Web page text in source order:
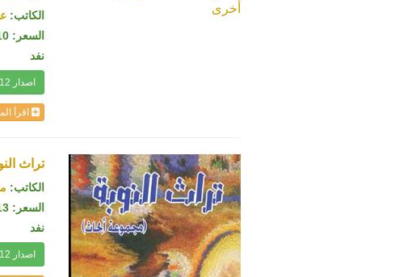
الكاتب:
السعر: 10 جنيهات
نفد
اصدار 2012
اقرأ
تراث
الكاتب:
السعر: 13 جنيهًا
نفد
اصدار 2012